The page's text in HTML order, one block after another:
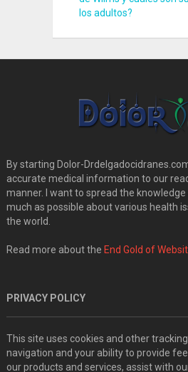
los adultos?
By starting Dolor-
accurate medical information to our
manner. I want to spread the
much as possible about various health
the world.
Read more about the End Gold of
PRIVACY POLICY
This site uses cookies and other
navigation and your ability to provide
our products and services, assist with